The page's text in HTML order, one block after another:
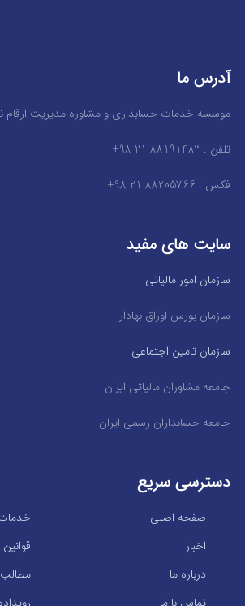
آدرس ما
موسسه خدمات حسابداری و مشاوره مدیریت ارقام
تلفن : 88191483 21 98+
فکس : 88205766 21 98+
سایت های مفید
سازمان امور مالیاتی
سازمان بورس اوراق بهادار
سازمان تامین اجتماعی
جامعه مشاوران مالیاتی ایران
جامعه حسابداران رسمی ایران
دسترسی سریع
خدمات
صفحه اصلی
قوانین
اخبار
درباره ما
تماس با ما